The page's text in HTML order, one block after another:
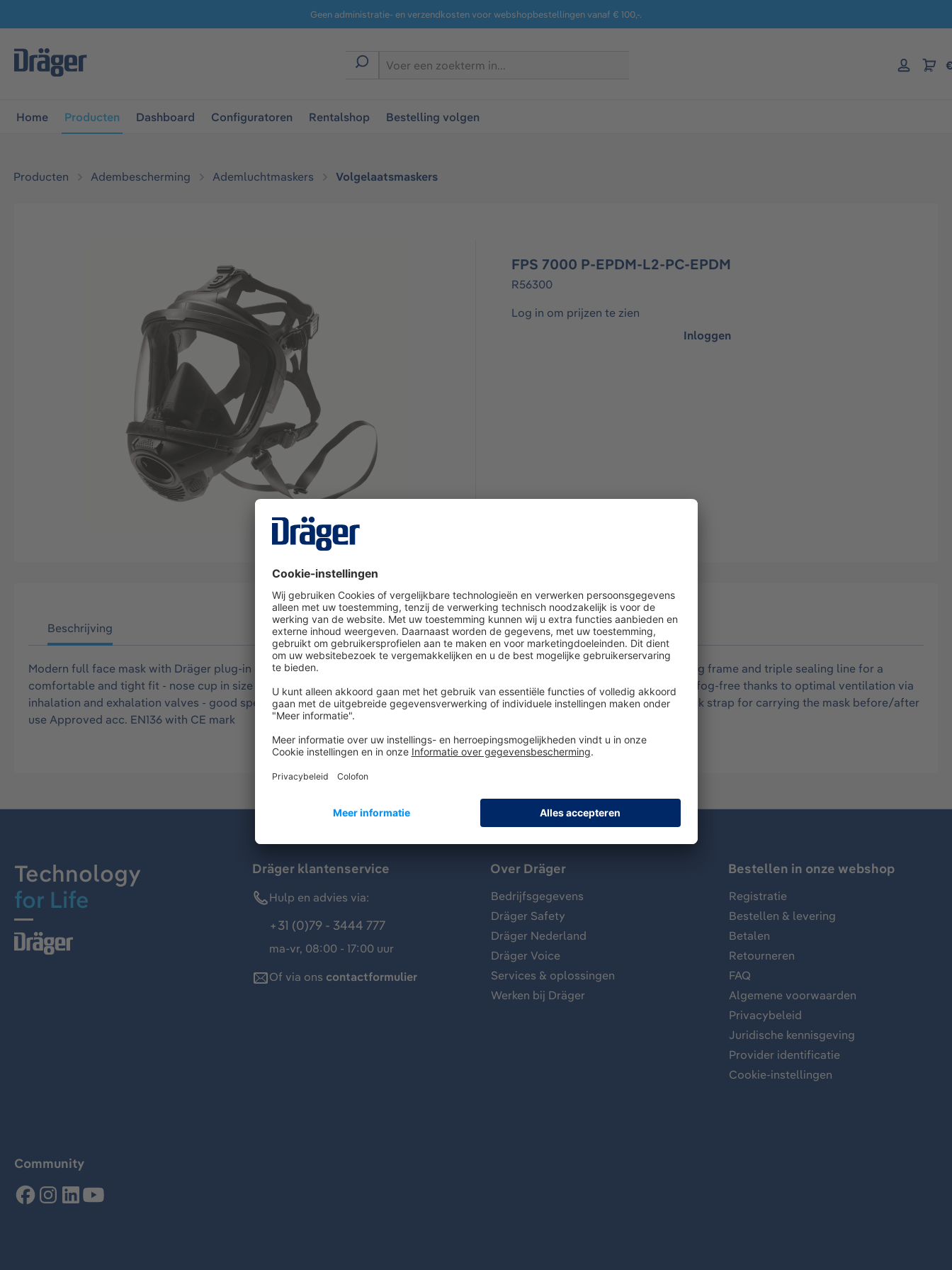
Ga naar navigatie B2B-platformGeen administratie- en verzendkosten voor webshopbestellingen vanaf € 100,-.
Home Producten Dashboard Configuratoren Rentalshop Bestelling volgen
Producten Adembescherming Ademluchtmaskers Volgelaatsmaskers​
FPS 7000 P-EPDM-L2-PC-EPDM
R56300
Log in om prijzen te zien
Inloggen
Beschrijving
Modern full face mask with Dräger plug-in connector - mask body in size L made of skin friendly, durable EPDM - double sealing frame and triple sealing line for a
comfortable and tight fit - nose cup in size 2 - 5-point harness - large visor made of impact and heat resistant polycarbonate - fog-free thanks to optimal ventilation via
inhalation and exhalation valves - good speech transmission by Kapton speech diaphragm - equipped with a transponder - neck strap for carrying the mask before/after
use Approved acc. EN136 with CE mark
Technology
for Life
Dräger klantenservice
Hulp en advies via:
+31 (0)79 - 3444 777
ma-vr, 08:00 - 17:00 uur
Of via ons contactformulier
Over Dräger
Bedrijfsgegevens
Dräger Safety
Dräger Nederland
Dräger Voice
Services & oplossingen
Werken bij Dräger
Bestellen in onze webshop
Registratie
Bestellen & levering
Betalen
Retourneren
FAQ
Algemene voorwaarden
Privacybeleid
Juridische kennisgeving
Provider identificatie
Cookie-instellingen
Community